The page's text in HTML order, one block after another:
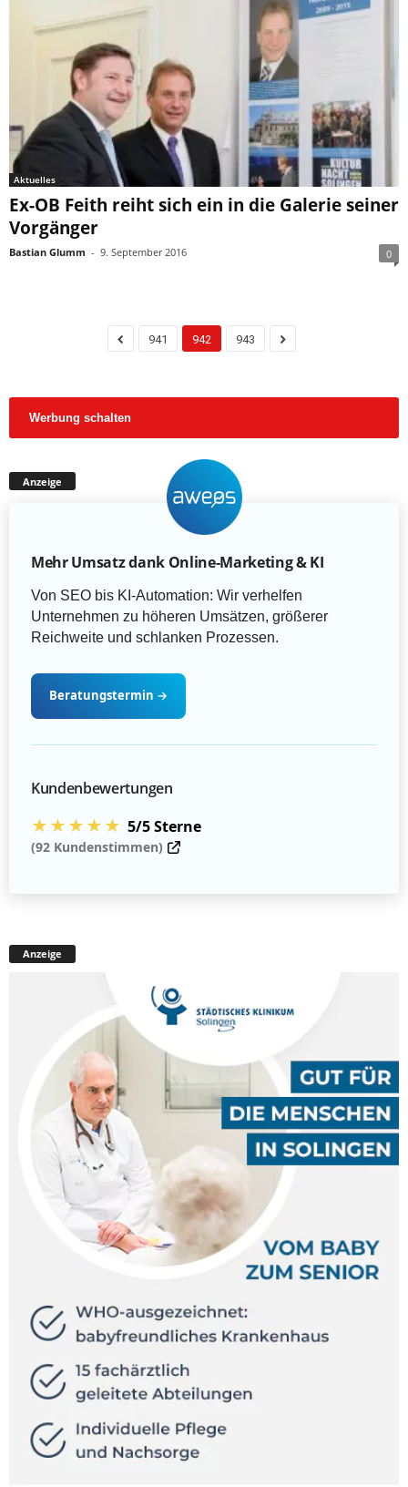
Aktuelles
Ex-OB Feith reiht sich ein in die Galerie seiner
Vorgänger
Bastian Glumm - 9. September 2016 0
941 942 943
Werbung schalten
Anzeige
Mehr Umsatz dank Online-Marketing & KI
Von SEO bis KI-Automation: Wir verhelfen
Unternehmen zu höheren Umsätzen, größerer
Reichweite und schlanken Prozessen.
Beratungstermin →
Kundenbewertungen
★★★★★ 5/5 Sterne
(92 Kundenstimmen)
Anzeige